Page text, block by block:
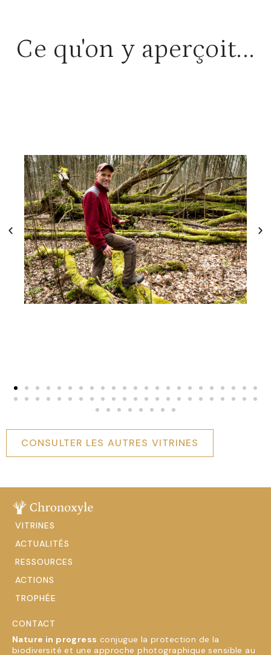
Ce qu'on y aperçoit...
CONSULTER LES AUTRES VITRINES
VITRINES
ACTUALITÉS
RESSOURCES
ACTIONS
TROPHÉE
CONTACT
Nature in progress conjugue la protection de la
biodiversité et une approche photographique sensible au